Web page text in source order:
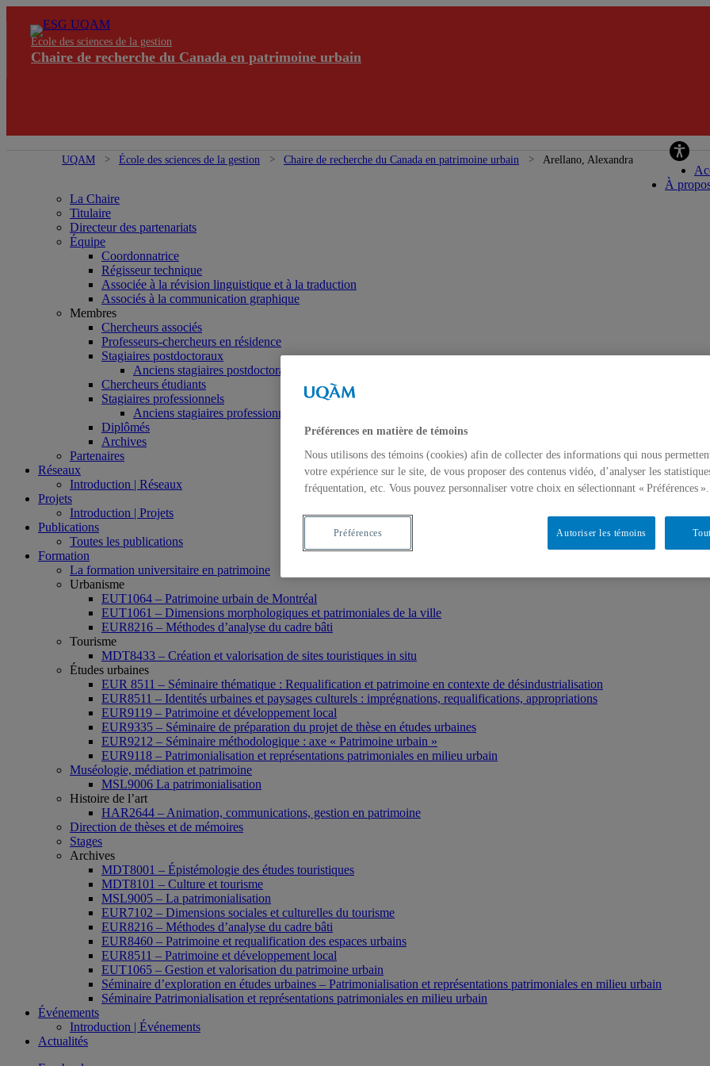
École des sciences de la gestion
Chaire de recherche du Canada en patrimoine urbain
UQAM École des sciences de la gestion Chaire de recherche du Canada en patrimoine urbain Arellano, Alexandra
À
La Chaire
Titulaire
Directeur des partenariats
Équipe
Coordonnatrice
Régisseur technique
Associée à la révision linguistique et à la traduction
Associés à la communication graphique
Membres
Chercheurs associés
Professeurs-chercheurs en résidence
Stagiaires postdoctoraux
Anciens stagiaires postdoctoraux
Chercheurs étudiants
Stagiaires professionnels
Anciens stagiaires professionnels
Diplômés
Archives
Partenaires
Réseaux
Introduction | Réseaux
Projets
Introduction | Projets
Publications
Toutes les publications
Formation
La formation universitaire en patrimoine
Urbanisme
EUT1064 – Patrimoine urbain de Montréal
EUT1061 – Dimensions morphologiques et patrimoniales de la ville
EUR8216 – Méthodes d’analyse du cadre bâti
Tourisme
MDT8433 – Création et valorisation de sites touristiques in situ
Études urbaines
EUR 8511 – Séminaire thématique : Requalification et patrimoine en contexte de désindustrialisation
EUR8511 – Identités urbaines et paysages culturels : imprégnations, requalifications, appropriations
EUR9119 – Patrimoine et développement local
EUR9335 – Séminaire de préparation du projet de thèse en études urbaines
EUR9212 – Séminaire méthodologique : axe « Patrimoine urbain »
EUR9118 – Patrimonialisation et représentations patrimoniales en milieu urbain
Muséologie, médiation et patrimoine
MSL9006 La patrimonialisation
Histoire de l’art
HAR2644 – Animation, communications, gestion en patrimoine
Direction de thèses et de mémoires
Stages
Archives
MDT8001 – Épistémologie des études touristiques
MDT8101 – Culture et tourisme
MSL9005 – La patrimonialisation
EUR7102 – Dimensions sociales et culturelles du tourisme
EUR8216 – Méthodes d’analyse du cadre bâti
EUR8460 – Patrimoine et requalification des espaces urbains
EUR8511 – Patrimoine et développement local
EUT1065 – Gestion et valorisation du patrimoine urbain
Séminaire d’exploration en études urbaines – Patrimonialisation et représentations patrimoniales en milieu urbain
Séminaire Patrimonialisation et représentations patrimoniales en milieu urbain
Événements
Introduction | Événements
Actualités
Préférences en matière de témoins
Nous utilisons des témoins (cookies) afin de collecter des informations qui nous
votre expérience sur le site, de vous proposer des contenus vidéo, d’analyser les
fréquentation, etc. Vous pouvez personnaliser votre choix en sélectionnant « Préférences ».
Autoriser les témoins
Préférences